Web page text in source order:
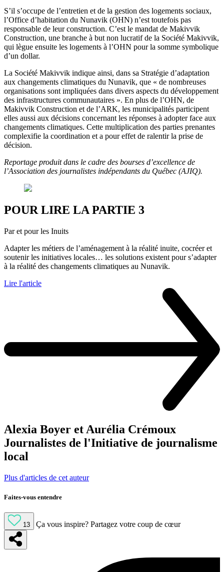
S’il s’occupe de l’entretien et de la gestion des logements sociaux,
l’Office d’habitation du Nunavik (OHN) n’est toutefois pas
responsable de leur construction. C’est le mandat de Makivvik
Construction, une branche à but non lucratif de la Société Makivvik,
qui lègue ensuite les logements à l’OHN pour la somme symbolique
d’un dollar.
La Société Makivvik indique ainsi, dans sa Stratégie d’adaptation
aux changements climatiques du Nunavik, que « de nombreuses
organisations sont impliquées dans divers aspects du développement
des infrastructures communautaires ». En plus de l’OHN, de
Makivvik Construction et de l’ARK, les municipalités participent
elles aussi aux décisions concernant les réponses à adopter face aux
changements climatiques. Cette multiplication des parties prenantes
complexifie la coordination et a pour effet de ralentir la prise de
décision.
Reportage produit dans le cadre des bourses d’excellence de
l’Association des journalistes indépendants du Québec (AJIQ).
POUR LIRE LA PARTIE 3
Par et pour les Inuits
Adapter les métiers de l’aménagement à la réalité inuite, cocréer et
soutenir les initiatives locales… les solutions existent pour s’adapter
à la réalité des changements climatiques au Nunavik.
Lire l'article
Alexia Boyer et Aurélia Crémoux
Journalistes de l'Initiative de journalisme
local
Plus d'articles de cet auteur
Faites-vous entendre
13 Ça vous inspire? Partagez votre coup de cœur